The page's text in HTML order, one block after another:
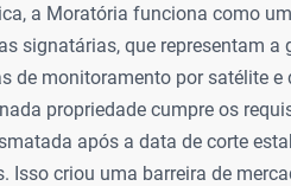
a Moratória funciona como
signatárias, que representam
de monitoramento por satélite
propriedade cumpre os
após a data de corte
Isso criou uma barreira de